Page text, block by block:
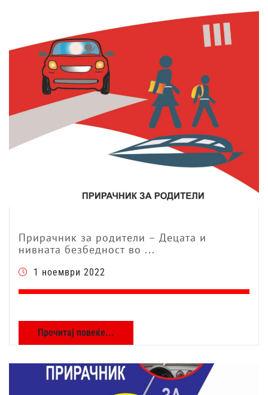
Прирачник за родители – Децата и
нивната безбедност во ...
1 ноември 2022
Прочитај повеќе...